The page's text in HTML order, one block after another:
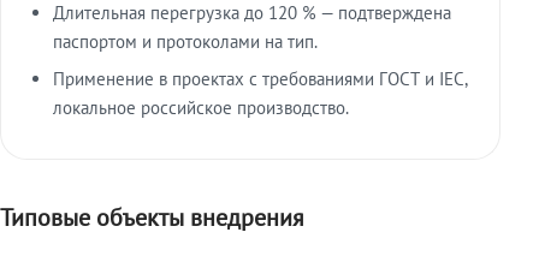
Длительная перегрузка до 120 % — подтверждена
паспортом и протоколами на тип.
Применение в проектах с требованиями ГОСТ и IEC,
локальное российское производство.
Типовые объекты внедрения